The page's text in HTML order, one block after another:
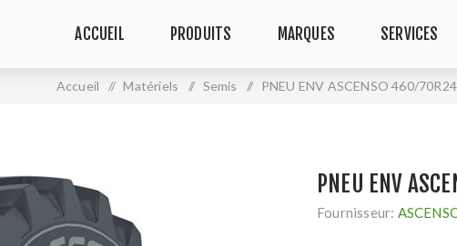
ACCUEIL PRODUITS MARQUES SERVICES
Accueil / Matériels / Semis / PNEU ENV ASCENSO 460/70R24
PNEU ENV
Fournisseur: